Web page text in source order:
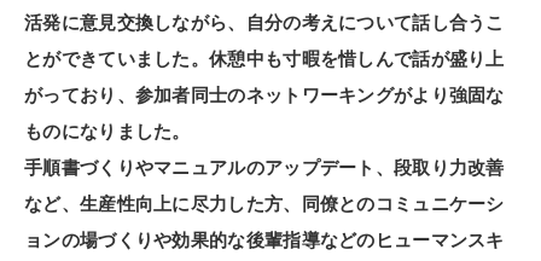
活発に意見交換しながら、自分の考えについて話し合うこ
とができていました。休憩中も寸暇を惜しんで話が盛り上
がっており、参加者同士のネットワーキングがより強固な
ものになりました。
手順書づくりやマニュアルのアップデート、段取り力改善
など、生産性向上に尽力した方、同僚とのコミュニケーシ
ョンの場づくりや効果的な後輩指導などのヒューマンスキ